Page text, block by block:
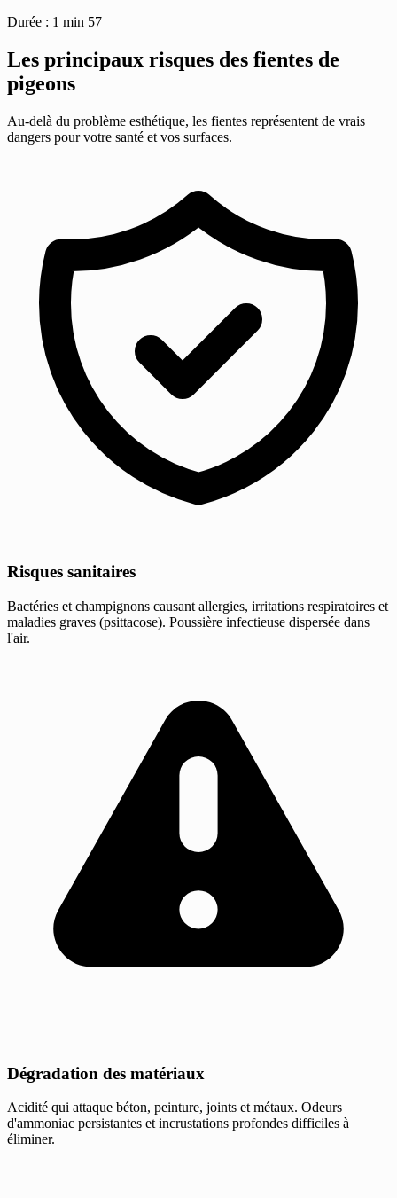
Durée : 1 min 57
Les principaux risques des fientes de
pigeons
Au-delà du problème esthétique, les fientes représentent de vrais
dangers pour votre santé et vos surfaces.
Risques sanitaires
Bactéries et champignons causant allergies, irritations respiratoires et
maladies graves (psittacose). Poussière infectieuse dispersée dans
l'air.
Dégradation des matériaux
Acidité qui attaque béton, peinture, joints et métaux. Odeurs
d'ammoniac persistantes et incrustations profondes difficiles à
éliminer.